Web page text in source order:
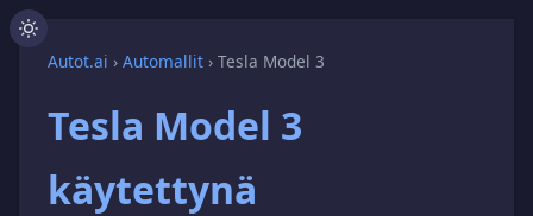
Autot.ai › Automallit › Tesla Model 3
Tesla Model 3
käytettynä